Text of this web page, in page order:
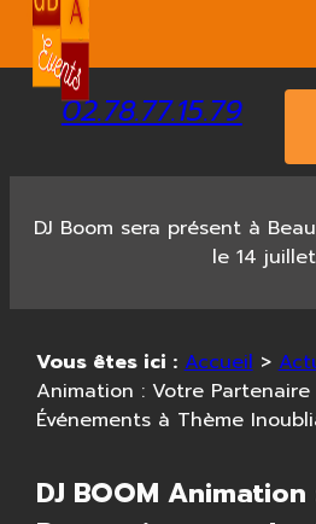
02.78.77.15.79
DJ Boom sera présent à
le 14
Vous êtes ici : Accueil>
Animation : Votre
Événements à Thème
DJ BOOM
Panneau de gestion des cookies